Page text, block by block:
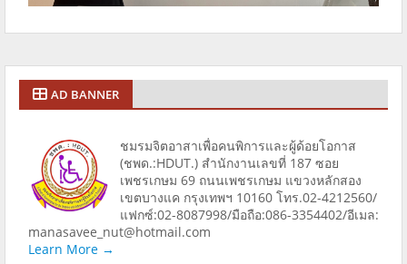
AD BANNER
ชมรมจิตอาสาเพื่อคนพิการและผู้ด้อยโอกาส
(ชพด.:HDUT.) สำนักงานเลขที่ 187 ซอย
เพชรเกษม 69 ถนนเพชรเกษม แขวงหลักสอง
เขตบางแค กรุงเทพฯ 10160 โทร.02-4212560/
แฟกซ์:02-8087998/มือถือ:086-3354402/อีเมล:
manasavee_nut@hotmail.com
Learn More →